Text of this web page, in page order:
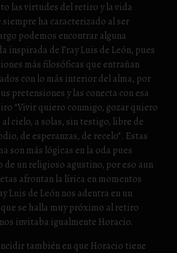
las virtudes del retiro y la vida
ha caracterizado al ser
podemos encontrar alguna
inspirada de Fray Luis de León, pues
más filosóficas que entrañan
con lo más interior del alma, por
pretensiones y las conecta con esa
“Vivir quiero conmigo, gozar quiero
cielo, a solas, sin testigo, libre de
de esperanzas, de recelo”. Estas
son más lógicas en la oda pues
de un religioso agustino, por eso aun
afrontan la lírica en momentos
Luis de León nos adentra en un
se halla muy próximo al retiro
invitaba igualmente Horacio.
también en que Horacio tiene